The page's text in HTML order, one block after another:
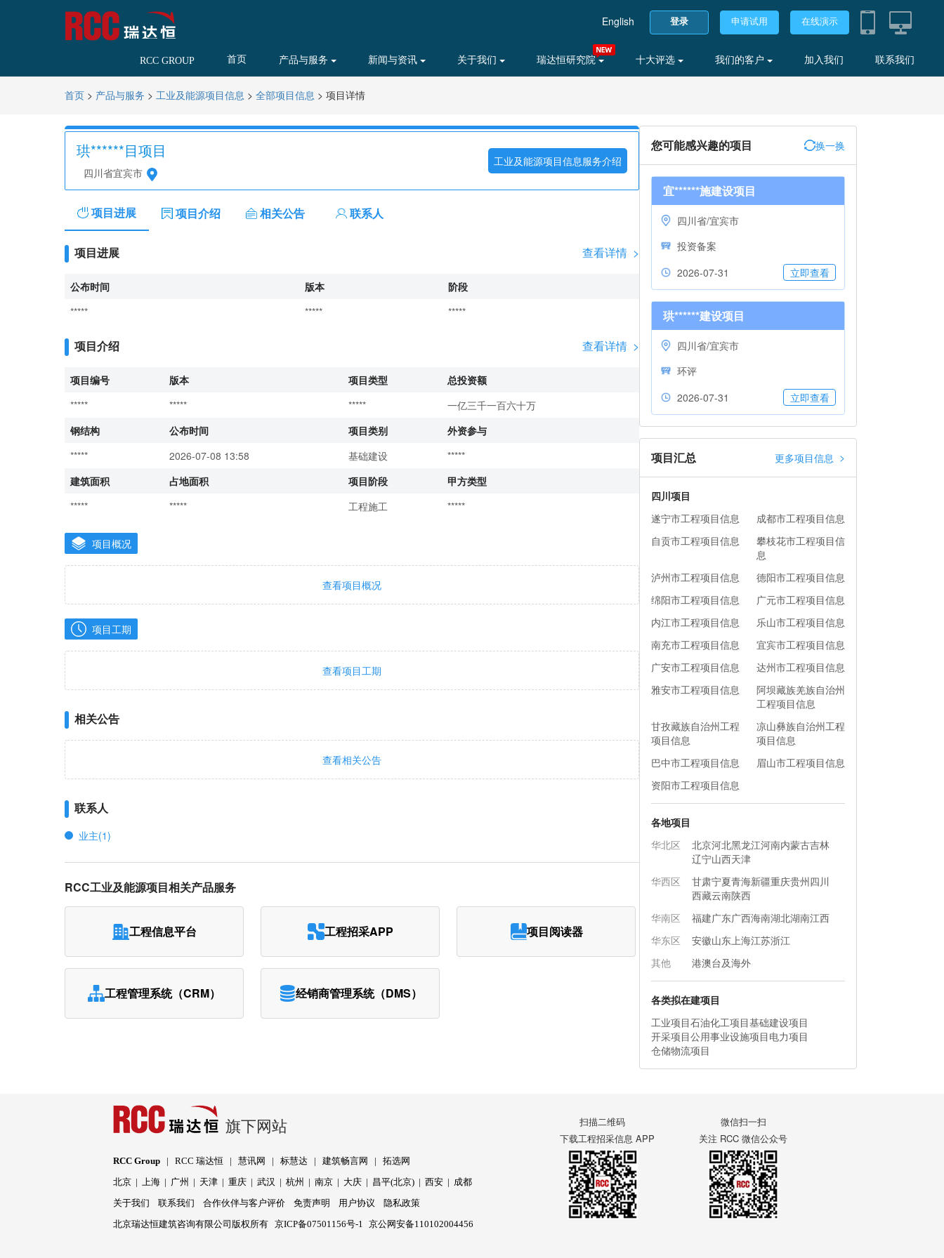
English 登录 申请试用 在线演示
RCC GROUP 首页 产品与服务 新闻与资讯 关于我们 瑞达恒研究院 十大评选 我们的客户 加入我们 联系我们
首页 > 产品与服务 > 工业及能源项目信息 > 全部项目信息 > 项目详情
珙******目项目
四川省宜宾市
工业及能源项目信息服务介绍
项目进展 项目介绍 相关公告 联系人
项目进展 查看详情 >
公布时间 版本
阶段
*****
***** *****
项目介绍 查看详情 >
项目编号 版本 项目类型
总投资额
*****
***** *****
一亿三千一百六十万
钢结构
公布时间 项目类别
外资参与
*****
2026-07-08 13:58 基础建设
*****
建筑面积
占地面积 项目阶段
甲方类型
*****
***** 工程施工 *****
项目概况
查看项目概况
项目工期
查看项目工期
相关公告
查看相关公告
联系人
业主(1)
RCC工业及能源项目相关产品服务
工程信息平台 工程招采APP 项目阅读器
工程管理系统（CRM） 经销商管理系统（DMS）
您可能感兴趣的项目 换一换
宜******施建设项目
四川省/宜宾市
投资备案
2026-07-31
立即查看
珙******建设项目
四川省/宜宾市
环评
2026-07-31
立即查看
项目汇总 更多项目信息 >
四川项目
遂宁市工程项目信息
成都市工程项目信息
自贡市工程项目信息
攀枝花市工程项目信
息
泸州市工程项目信息
德阳市工程项目信息
绵阳市工程项目信息
广元市工程项目信息
内江市工程项目信息
乐山市工程项目信息
南充市工程项目信息
宜宾市工程项目信息
广安市工程项目信息
达州市工程项目信息
雅安市工程项目信息
阿坝藏族羌族自治州
工程项目信息
甘孜藏族自治州工程
项目信息
凉山彝族自治州工程
项目信息
巴中市工程项目信息
眉山市工程项目信息
资阳市工程项目信息
各地项目
华北区
北京河北黑龙江河南内蒙古吉林
辽宁山西天津
华西区
甘肃宁夏青海新疆重庆贵州四川
西藏云南陕西
华南区
福建广东广西海南湖北湖南江西
华东区
安徽山东上海江苏浙江
其他
港澳台及海外
各类拟在建项目
工业项目石油化工项目基础建设项目
开采项目公用事业设施项目电力项目
仓储物流项目
旗下网站
RCC Group |RCC 瑞达恒 |慧讯网 |标慧达 |建筑畅言网 |拓选网
北京 | 上海 | 广州 | 天津 |重庆 |武汉 |杭州 |南京 | 大庆 | 昌平(北京) |西安 | 成都
关于我们
联系我们 合作伙伴与客户评价 免责声明 用户协议
隐私政策
北京瑞达恒建筑咨询有限公司版权所有京ICP备07501156号-1 京公网安备110102004456
扫描二维码
下载工程招采信息 APP
微信扫一扫
关注 RCC 微信公众号